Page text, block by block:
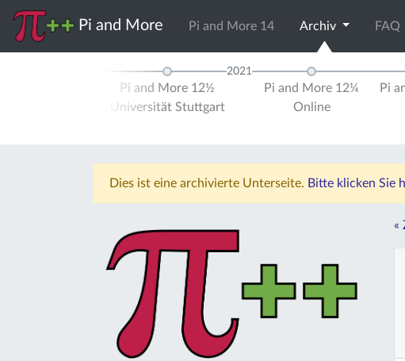
Pi and More Pi and More 14 Archiv FAQ
Pi and More 12½
Universität Stuttgart
2021
Pi and More 12¼
Online
Pi
Dies ist eine archivierte Unterseite. Bitte klicken Sie
«